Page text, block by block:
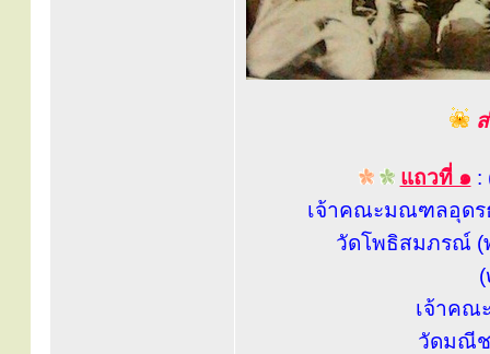
แถวที่ ๑ :
เจ้าคณะมณฑลอุดร
วัดโพธิสมภรณ์ (
เจ้าคณ
วัดมณีช